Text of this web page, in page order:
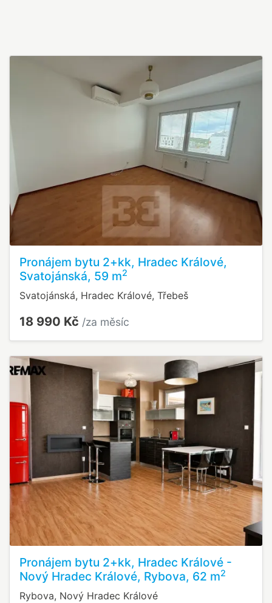
Pronájem bytu 2+kk, Hradec Králové,
Svatojánská, 59 m2
Svatojánská, Hradec Králové, Třebeš
18 990 Kč /za měsíc
Pronájem bytu 2+kk, Hradec Králové -
Nový Hradec Králové, Rybova, 62 m2
Rybova, Nový Hradec Králové